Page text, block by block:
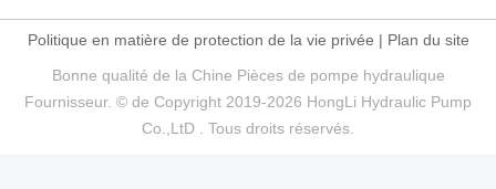
Politique en matière de protection de la vie privée | Plan du site
Bonne qualité de la Chine Pièces de pompe hydraulique
Fournisseur. © de Copyright 2019-2026 HongLi Hydraulic Pump
Co.,LtD . Tous droits réservés.